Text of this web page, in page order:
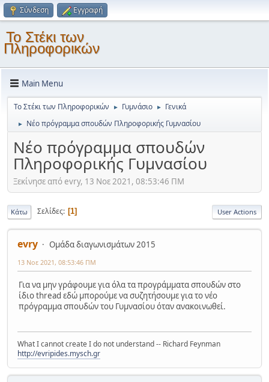
Σύνδεση Εγγραφή
Το Στέκι των
Πληροφορικών
Main Menu
Το Στέκι των Πληροφορικών ► Γυμνάσιο ► Γενικά
► Νέο πρόγραμμα σπουδών Πληροφορικής Γυμνασίου
Νέο πρόγραμμα σπουδών
Πληροφορικής Γυμνασίου
Ξεκίνησε από evry, 13 Νοε 2021, 08:53:46 ΠΜ
Κάτω Σελίδες 1 User Actions
evry Ομάδα διαγωνισμάτων 2015
13 Νοε 2021, 08:53:46 ΠΜ
Για να μην γράφουμε για όλα τα προγράμματα σπουδών στο
ίδιο thread εδώ μπορούμε να συζητήσουμε για το νέο
πρόγραμμα σπουδών του Γυμνασίου όταν ανακοινωθεί.
What I cannot create I do not understand -- Richard Feynman
http://evripides.mysch.gr